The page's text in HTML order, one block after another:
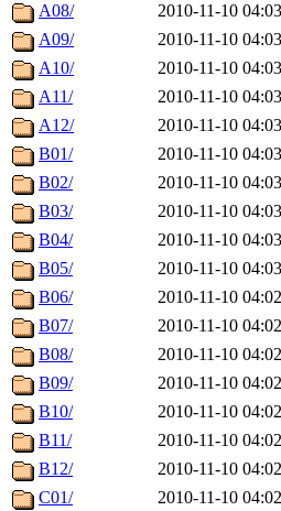
A08/
2010-11-10 04:03
A09/
2010-11-10 04:03
A10/
2010-11-10 04:03
A11/
2010-11-10 04:03
A12/
2010-11-10 04:03
B01/
2010-11-10 04:03
B02/
2010-11-10 04:03
B03/
2010-11-10 04:03
B04/
2010-11-10 04:03
B05/
2010-11-10 04:03
B06/
2010-11-10 04:02
B07/
2010-11-10 04:02
B08/
2010-11-10 04:02
B09/
2010-11-10 04:02
B10/
2010-11-10 04:02
B11/
2010-11-10 04:02
B12/
2010-11-10 04:02
C01/
2010-11-10 04:02